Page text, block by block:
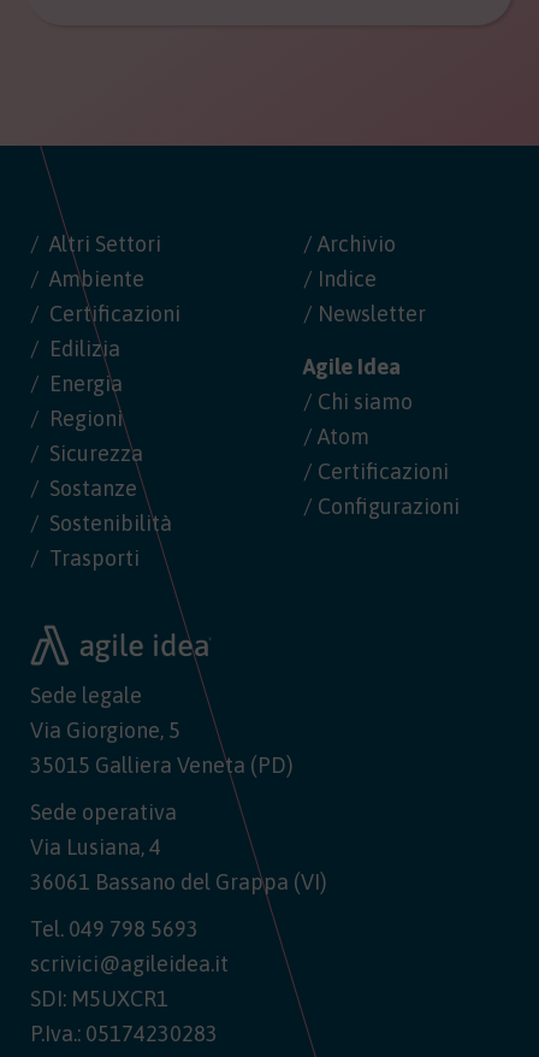
Altri Settori
Ambiente
Certificazioni
Edilizia
Energia
Regioni
Sicurezza
Sostanze
Sostenibilità
Trasporti
/ Archivio
/ Indice
/ Newsletter
Agile Idea
/ Chi siamo
/ Atom
/ Certificazioni
/ Configurazioni
Sede legale
Via Giorgione, 5
35015 Galliera Veneta (PD)
Sede operativa
Via Lusiana, 4
36061 Bassano del Grappa (VI)
Tel. 049 798 5693
scrivici@agileidea.it
SDI: M5UXCR1
P.Iva.: 05174230283